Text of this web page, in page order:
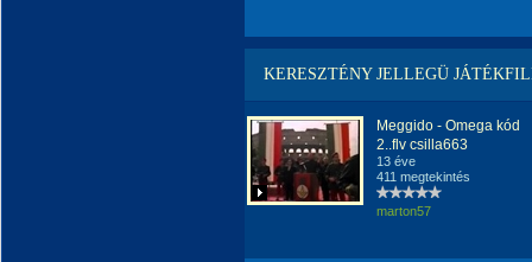
KERESZTÉNY JELLEGÜ
Meggido - Omega kód
2..flv csilla663
13 éve
411 megtekintés
marton57